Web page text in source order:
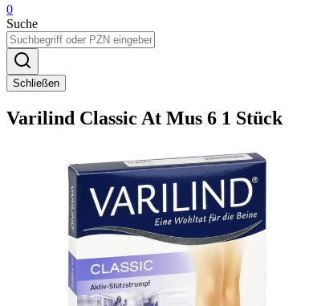
0
Suche
Schließen
Varilind Classic At Mus 6 1 Stück